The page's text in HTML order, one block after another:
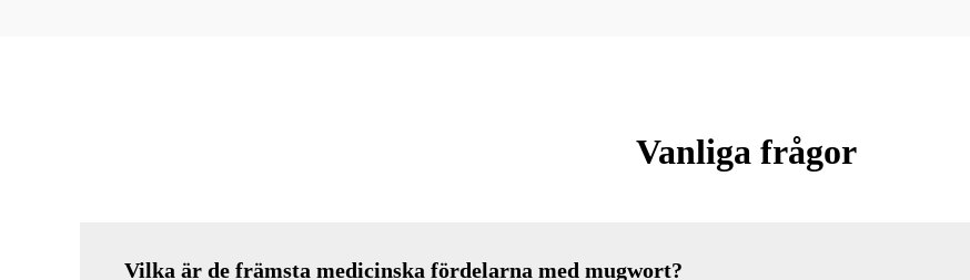
Vanliga frågor
Vilka är de främsta medicinska fördelarna med mugwort?